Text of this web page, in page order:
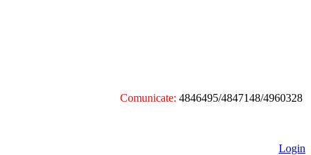
Comunicate: 4846495/4847148/4960328
Login